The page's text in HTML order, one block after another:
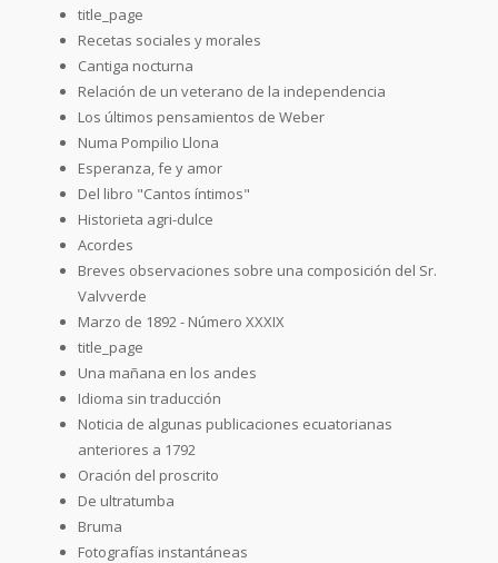
title_page
Recetas sociales y morales
Cantiga nocturna
Relación de un veterano de la independencia
Los últimos pensamientos de Weber
Numa Pompilio Llona
Esperanza, fe y amor
Del libro "Cantos íntimos"
Historieta agri-dulce
Acordes
Breves observaciones sobre una composición del Sr.
Valvverde
Marzo de 1892 - Número XXXIX
title_page
Una mañana en los andes
Idioma sin traducción
Noticia de algunas publicaciones ecuatorianas
anteriores a 1792
Oración del proscrito
De ultratumba
Bruma
Fotografías instantáneas